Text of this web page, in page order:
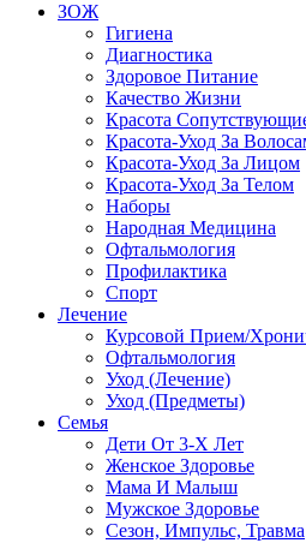
ЗОЖ
Гигиена
Диагностика
Здоровое Питание
Качество Жизни
Красота
Красота-Уход За
Красота-Уход За Лицом
Красота-Уход За Телом
Наборы
Народная Медицина
Офтальмология
Профилактика
Спорт
Лечение
Курсовой Прием/
Офтальмология
Уход (Лечение)
Уход (Предметы)
Семья
Дети От 3-Х Лет
Женское Здоровье
Мама И Малыш
Мужское Здоровье
Сезон, Импульс, Травма